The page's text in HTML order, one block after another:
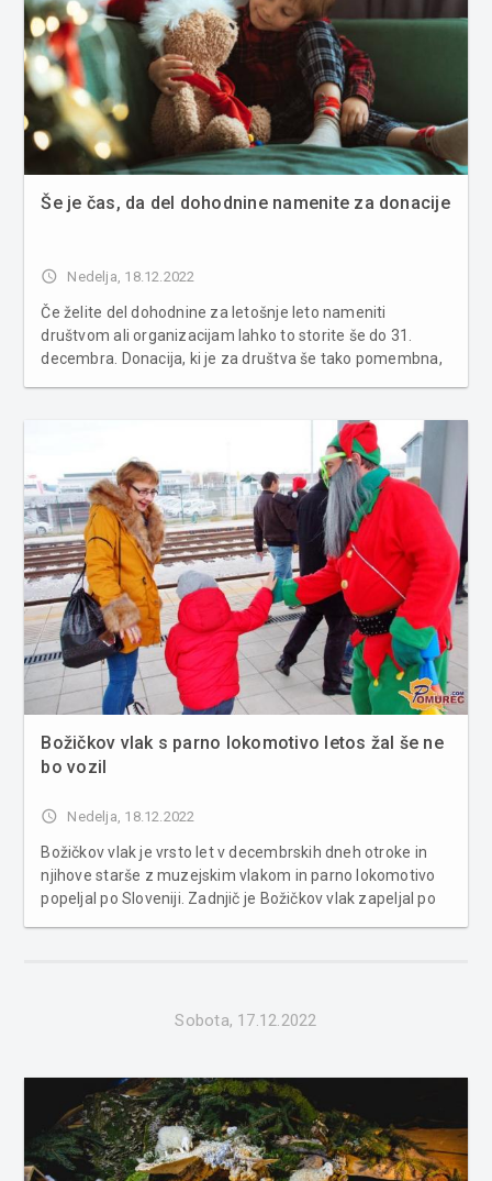
Še je čas, da del dohodnine namenite za donacije
access_time Nedelja, 18.12.2022
Če želite del dohodnine za letošnje leto nameniti
društvom ali organizacijam lahko to storite še do 31.
decembra. Donacija, ki je za društva še tako pomembna,
Božičkov vlak s parno lokomotivo letos žal še ne
bo vozil
access_time Nedelja, 18.12.2022
Božičkov vlak je vrsto let v decembrskih dneh otroke in
njihove starše z muzejskim vlakom in parno lokomotivo
popeljal po Sloveniji. Zadnjič je Božičkov vlak zapeljal po
Sobota, 17.12.2022